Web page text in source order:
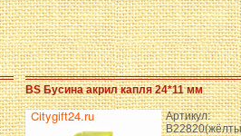
BS Бусина акрил капля 24*11 мм
Артикул: